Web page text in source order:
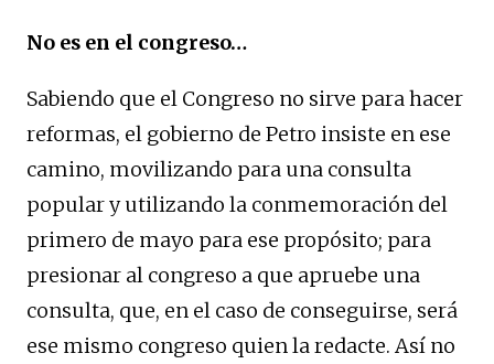
No es en el congreso…
Sabiendo que el Congreso no sirve para hacer
reformas, el gobierno de Petro insiste en ese
camino, movilizando para una consulta
popular y utilizando la conmemoración del
primero de mayo para ese propósito; para
presionar al congreso a que apruebe una
consulta, que, en el caso de conseguirse, será
ese mismo congreso quien la redacte. Así no